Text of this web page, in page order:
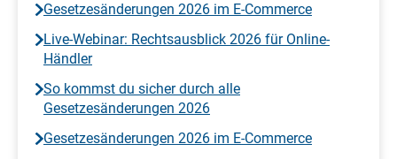
Gesetzesänderungen 2026 im E-Commerce
Live-Webinar: Rechtsausblick 2026 für Online-
Händler
So kommst du sicher durch alle
Gesetzesänderungen 2026
Gesetzesänderungen 2026 im E-Commerce